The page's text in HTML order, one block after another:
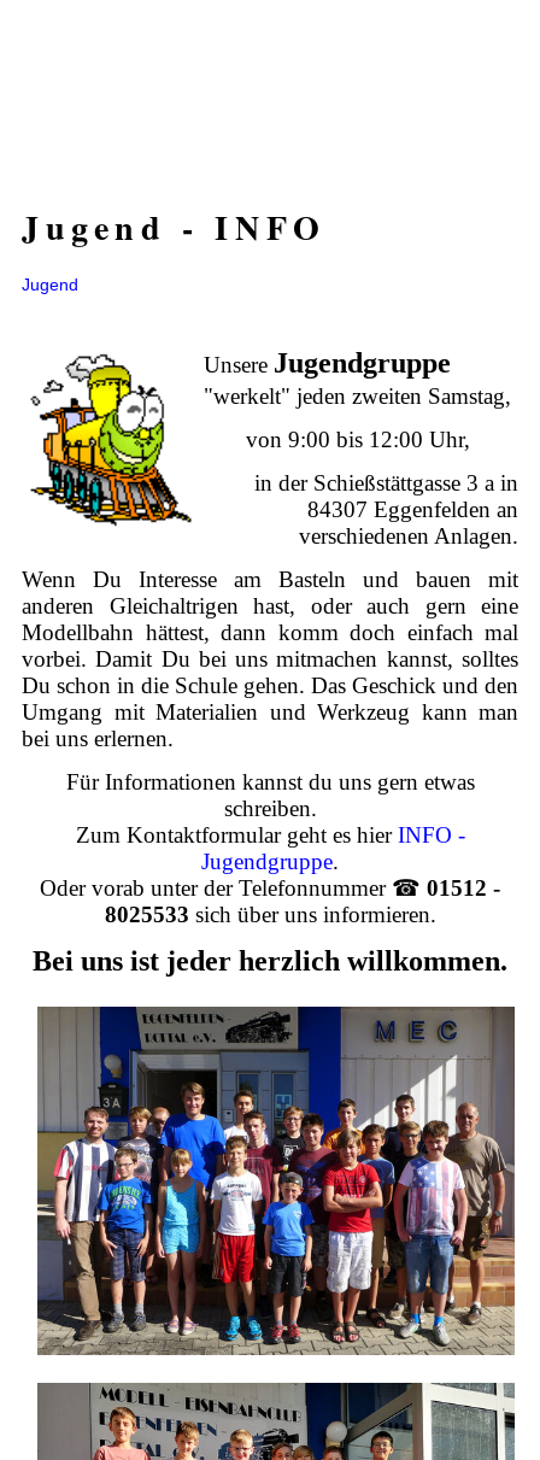
Jugend - INFO
Jugend
Unsere Jugendgruppe
"werkelt" jeden zweiten Samstag,
von 9:00 bis 12:00 Uhr,
in der Schießstättgasse 3 a in
84307 Eggenfelden an
verschiedenen Anlagen.
Wenn Du Interesse am Basteln und bauen mit
anderen Gleichaltrigen hast, oder auch gern eine
Modellbahn hättest, dann komm doch einfach mal
vorbei. Damit Du bei uns mitmachen kannst, solltes
Du schon in die Schule gehen. Das Geschick und den
Umgang mit Materialien und Werkzeug kann man
bei uns erlernen.
Für Informationen kannst du uns gern etwas
schreiben.
Zum Kontaktformular geht es hierINFO -
Jugendgruppe.
Oder vorab unter der Telefonnummer ☎ 01512 -
8025533 sich über uns informieren.
Bei uns ist jeder herzlich willkommen.